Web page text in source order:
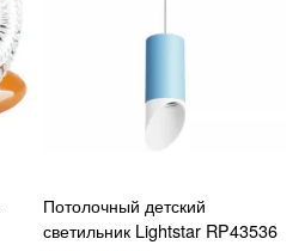
Потолочный детский
светильник Lightstar RP43536